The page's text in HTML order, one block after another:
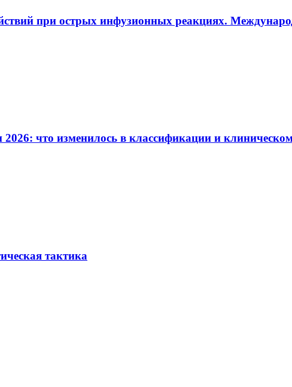
при острых инфузионных реакциях.
2026: что изменилось в классификации и
тактика